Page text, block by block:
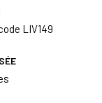
LIV149